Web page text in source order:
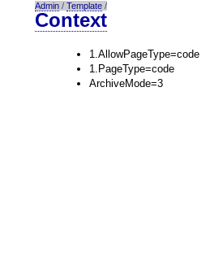
Admin /Template /
Context
1.AllowPageType=code
1.PageType=code
ArchiveMode=3